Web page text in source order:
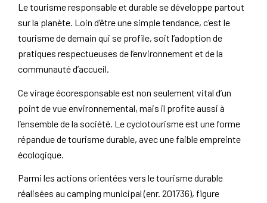
Le tourisme responsable et durable se développe partout
sur la planète. Loin d’être une simple tendance, c’est le
tourisme de demain qui se profile, soit l’adoption de
pratiques respectueuses de l’environnement et de la
communauté d’accueil.
Ce virage écoresponsable est non seulement vital d’un
point de vue environnemental, mais il profite aussi à
l’ensemble de la société. Le cyclotourisme est une forme
répandue de tourisme durable, avec une faible empreinte
écologique.
Parmi les actions orientées vers le tourisme durable
réalisées au camping municipal (enr. 201736), figure